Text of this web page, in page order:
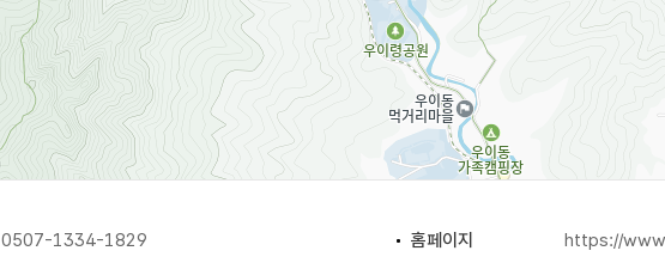
0507-1334-1829 홈페이지
https://